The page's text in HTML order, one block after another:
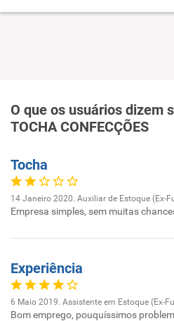
O que os usuários dizem
TOCHA CONFECÇÕES
Tocha
14 Janeiro 2020. Auxiliar de Estoque (Ex-
Empresa simples, sem muitas
Experiência
6 Maio 2019. Assistente em Estoque (Ex-
Bom emprego, pouquíssimos